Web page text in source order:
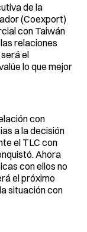
de la
(Coexport)
con Taiwán
relaciones
el
lo que mejor
con
a la decisión
el TLC con
Ahora
con ellos no
el próximo
situación con